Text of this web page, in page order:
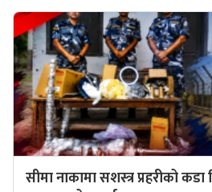
सीमा नाकामा सशस्त्र प्रहरीको कडा